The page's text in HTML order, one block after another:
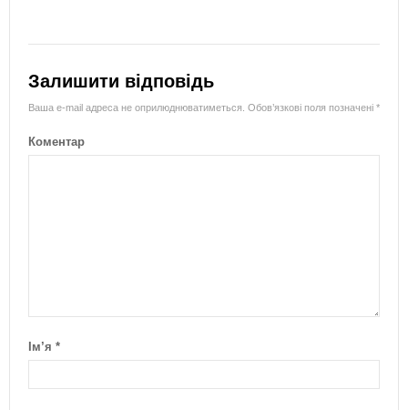
Залишити відповідь
Ваша e-mail адреса не оприлюднюватиметься. Обов’язкові поля позначені *
Коментар
Ім’я *